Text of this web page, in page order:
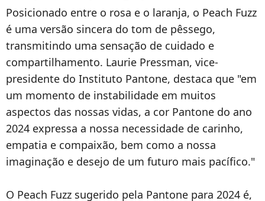
Posicionado entre o rosa e o laranja, o Peach Fuzz
é uma versão sincera do tom de pêssego,
transmitindo uma sensação de cuidado e
compartilhamento. Laurie Pressman, vice-
presidente do Instituto Pantone, destaca que "em
um momento de instabilidade em muitos
aspectos das nossas vidas, a cor Pantone do ano
2024 expressa a nossa necessidade de carinho,
empatia e compaixão, bem como a nossa
imaginação e desejo de um futuro mais pacífico."
O Peach Fuzz sugerido pela Pantone para 2024 é,